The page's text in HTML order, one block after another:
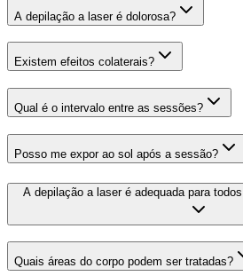
A depilação a laser é dolorosa?
Existem efeitos colaterais?
Qual é o intervalo entre as sessões?
Posso me expor ao sol após a sessão?
A depilação a laser é adequada para
Quais áreas do corpo podem ser tratadas?